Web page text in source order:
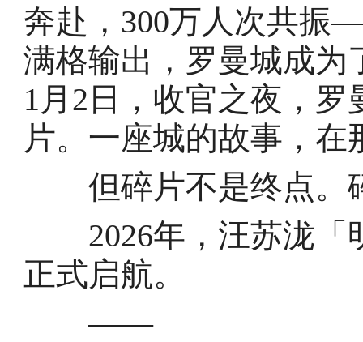
奔赴，300万人次共振
满格输出，罗曼城成为
1月2日，收官之夜，
片。一座城的故事，在
但碎片不是终点。
2026年，汪苏泷「
正式启航。
——